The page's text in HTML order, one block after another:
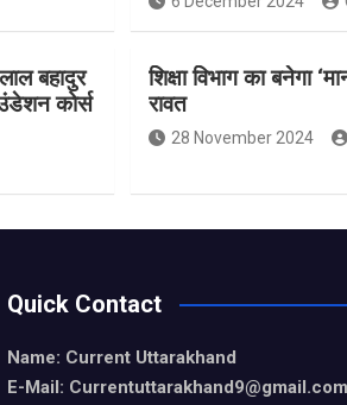
बहादुर
कोर्स
शिक्षा विभाग का बनेगा
रावत
28 November 2024
Quick Contact
Name: Current Uttarakhand
E-Mail: Currentuttarakhand9@gmail.com